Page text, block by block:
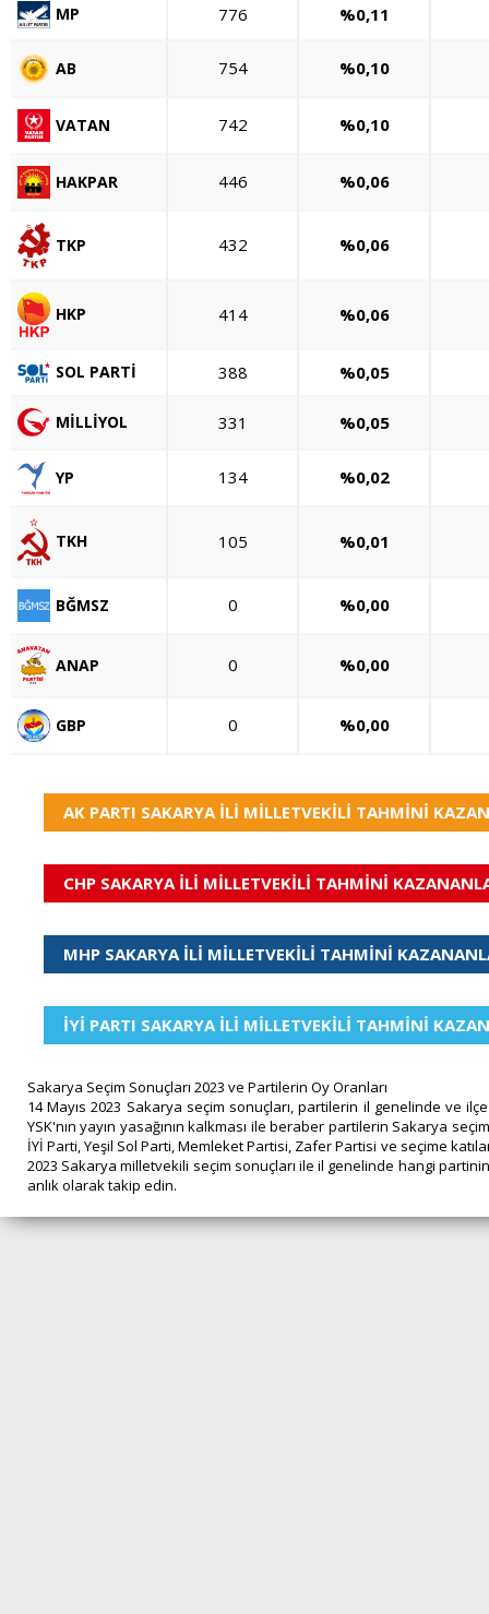
MP 776 %0,11
AB 754 %0,10
VATAN 742 %0,10
HAKPAR 446 %0,06
TKP 432 %0,06
HKP 414 %0,06
SOL PARTİ 388 %0,05
MİLLİYOL 331 %0,05
YP 134 %0,02
TKH 105 %0,01
BĞMSZ 0 %0,00
ANAP 0 %0,00
GBP 0 %0,00
AK PARTI SAKARYA İLİ MİLLETVEKİLİ TAHMİNİ
CHP SAKARYA İLİ MİLLETVEKİLİ TAHMİNİ
MHP SAKARYA İLİ MİLLETVEKİLİ TAHMİNİ
İYİ PARTI SAKARYA İLİ MİLLETVEKİLİ TAHMİNİ
Sakarya Seçim Sonuçları 2023 ve Partilerin Oy Oranları
14 Mayıs 2023 Sakarya seçim sonuçları, partilerin il genelinde ve
YSK'nın yayın yasağının kalkması ile beraber partilerin Sakarya
İYİ Parti, Yeşil Sol Parti, Memleket Partisi, Zafer Partisi ve seçime
2023 Sakarya milletvekili seçim sonuçları ile il genelinde hangi
anlık olarak takip edin.